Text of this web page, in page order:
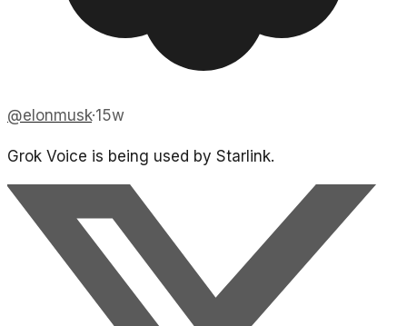
@elonmusk·15w
Grok Voice is being used by Starlink.